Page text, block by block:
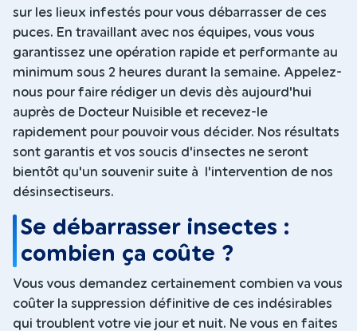
sur les lieux infestés pour vous débarrasser de ces
puces. En travaillant avec nos équipes, vous vous
garantissez une opération rapide et performante au
minimum sous 2 heures durant la semaine. Appelez-
nous pour faire rédiger un devis dès aujourd'hui
auprès de Docteur Nuisible et recevez-le
rapidement pour pouvoir vous décider. Nos résultats
sont garantis et vos soucis d'insectes ne seront
bientôt qu'un souvenir suite à l'intervention de nos
désinsectiseurs.
Se débarrasser insectes :
combien ça coûte ?
Vous vous demandez certainement combien va vous
coûter la suppression définitive de ces indésirables
qui troublent votre vie jour et nuit. Ne vous en faites